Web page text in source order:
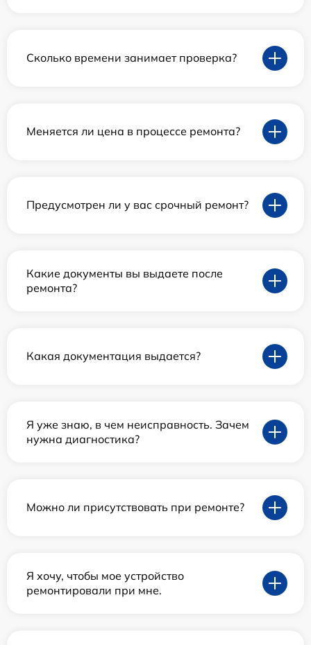
Сколько времени занимает проверка?
Меняется ли цена в процессе ремонта?
Предусмотрен ли у вас срочный ремонт?
Какие документы вы выдаете после
ремонта?
Какая документация выдается?
Я уже знаю, в чем неисправность. Зачем
нужна диагностика?
Можно ли присутствовать при ремонте?
Я хочу, чтобы мое устройство
ремонтировали при мне.